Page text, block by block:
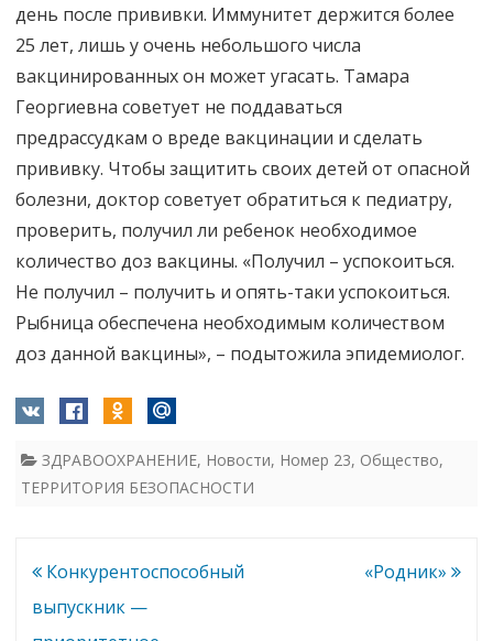
день после прививки. Иммунитет держится более
25 лет, лишь у очень небольшого числа
вакцинированных он может угасать. Тамара
Георгиевна советует не поддаваться
предрассудкам о вреде вакцинации и сделать
прививку. Чтобы защитить своих детей от опасной
болезни, доктор советует обратиться к педиатру,
проверить, получил ли ребенок необходимое
количество доз вакцины. «Получил – успокоиться.
Не получил – получить и опять-таки успокоиться.
Рыбница обеспечена необходимым количеством
доз данной вакцины», – подытожила эпидемиолог.
ЗДРАВООХРАНЕНИЕ, Новости, Номер 23, Общество,
ТЕРРИТОРИЯ БЕЗОПАСНОСТИ
Навигация
по
Конкурентоспособный
выпускник —
«Родник»